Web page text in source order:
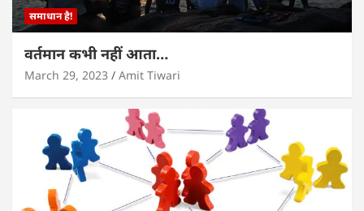
समाधान है!
वर्तमान कभी नहीं आता…
March 29, 2023 Amit Tiwari